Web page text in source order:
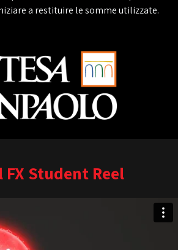
a restituire le somme utilizzate.
FX Student Reel